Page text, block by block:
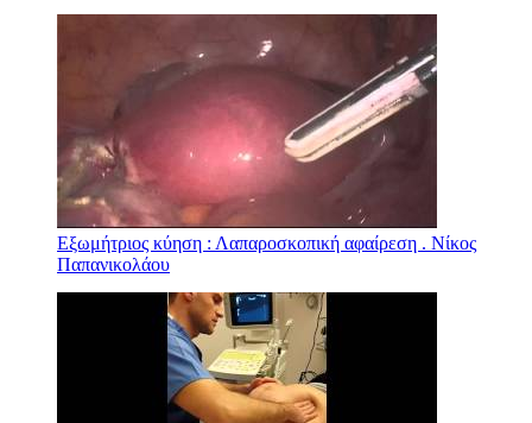
Εξωμήτριος κύηση : Λαπαροσκοπική αφαίρεση . Νίκος
Παπανικολάου